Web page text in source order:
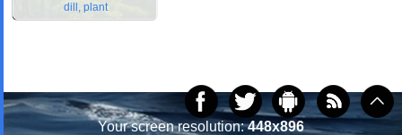
dill, plant
Your screen resolution:448x896